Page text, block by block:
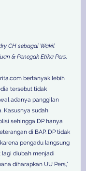
CH sebagai Wakil
& Penegak Etika Pers.
bertanyak lebih
tersebut tidak
adanya panggilan
Kasusnya sudah
sehingga DP hanya
di BAP. DP tidak
pengadu langsung
lagi diubah menjadi
diharapkan UU Pers,”